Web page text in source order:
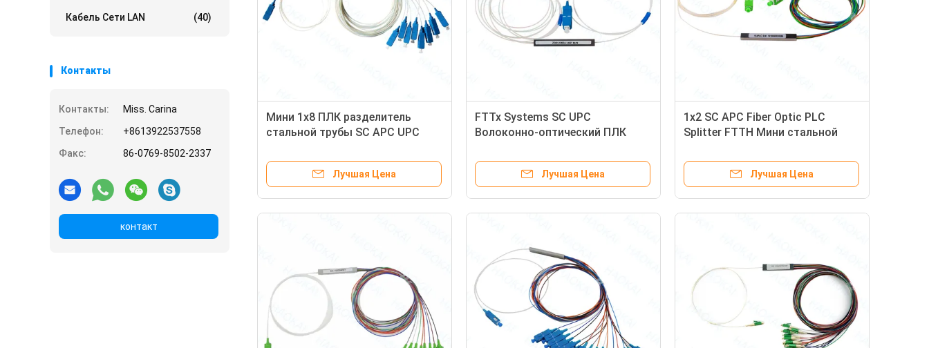
Кабель Сети LAN (40)
Контакты
Контакты:
Miss. Carina
Телефон:
+8613922537558
Факс:
86-0769-8502-2337
контакт
Мини 1x8 ПЛК разделитель
стальной трубы SC APC UPC
разделитель
Лучшая Цена
FTTx Systems SC UPC
Волоконно-оптический ПЛК
трубы
Лучшая Цена
1x2 SC APC Fiber Optic PLC
Splitter FTTH Мини стальной
Лучшая Цена